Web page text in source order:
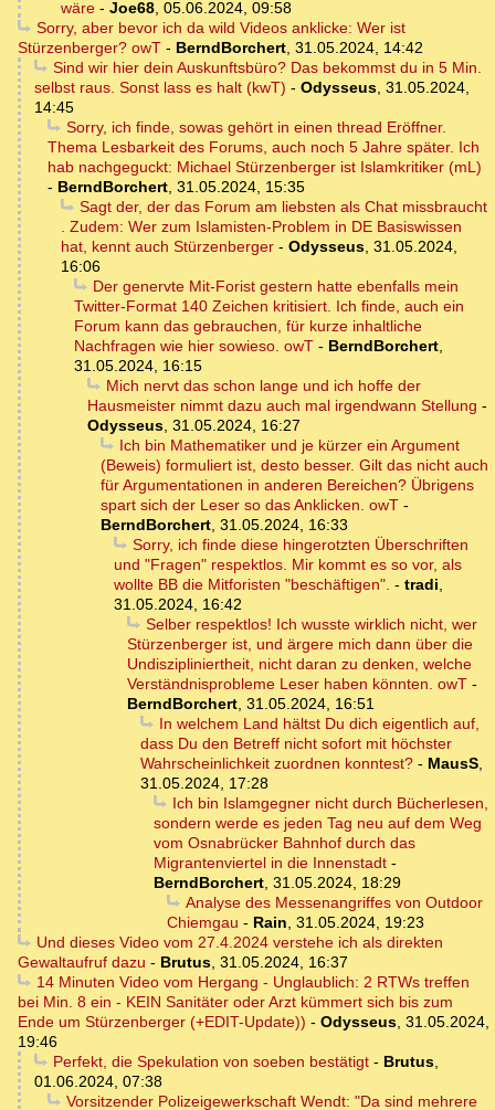
wäre - Joe68, 05.06.2024, 09:58
Sorry, aber bevor ich da wild Videos anklicke: Wer ist
Stürzenberger? owT - BerndBorchert, 31.05.2024, 14:42
Sind wir hier dein Auskunftsbüro? Das bekommst du in 5 Min.
selbst raus. Sonst lass es halt (kwT) - Odysseus, 31.05.2024,
14:45
Sorry, ich finde, sowas gehört in einen thread Eröffner.
Thema Lesbarkeit des Forums, auch noch 5 Jahre später. Ich
hab nachgeguckt: Michael Stürzenberger ist Islamkritiker (mL)
- BerndBorchert, 31.05.2024, 15:35
Sagt der, der das Forum am liebsten als Chat missbraucht
. Zudem: Wer zum Islamisten-Problem in DE Basiswissen
hat, kennt auch Stürzenberger - Odysseus, 31.05.2024,
16:06
Der genervte Mit-Forist gestern hatte ebenfalls mein
Twitter-Format 140 Zeichen kritisiert. Ich finde, auch ein
Forum kann das gebrauchen, für kurze inhaltliche
Nachfragen wie hier sowieso. owT - BerndBorchert,
31.05.2024, 16:15
Mich nervt das schon lange und ich hoffe der
Hausmeister nimmt dazu auch mal irgendwann Stellung -
Odysseus, 31.05.2024, 16:27
Ich bin Mathematiker und je kürzer ein Argument
(Beweis) formuliert ist, desto besser. Gilt das nicht auch
für Argumentationen in anderen Bereichen? Übrigens
spart sich der Leser so das Anklicken. owT -
BerndBorchert, 31.05.2024, 16:33
Sorry, ich finde diese hingerotzten Überschriften
und "Fragen" respektlos. Mir kommt es so vor, als
wollte BB die Mitforisten "beschäftigen". - tradi,
31.05.2024, 16:42
Selber respektlos! Ich wusste wirklich nicht, wer
Stürzenberger ist, und ärgere mich dann über die
Undiszipliniertheit, nicht daran zu denken, welche
Verständnisprobleme Leser haben könnten. owT -
BerndBorchert, 31.05.2024, 16:51
In welchem Land hältst Du dich eigentlich auf,
dass Du den Betreff nicht sofort mit höchster
Wahrscheinlichkeit zuordnen konntest? - MausS,
31.05.2024, 17:28
Ich bin Islamgegner nicht durch Bücherlesen,
sondern werde es jeden Tag neu auf dem Weg
vom Osnabrücker Bahnhof durch das
Migrantenviertel in die Innenstadt -
BerndBorchert, 31.05.2024, 18:29
Analyse des Messenangriffes von Outdoor
Chiemgau - Rain, 31.05.2024, 19:23
Und dieses Video vom 27.4.2024 verstehe ich als direkten
Gewaltaufruf dazu - Brutus, 31.05.2024, 16:37
14 Minuten Video vom Hergang - Unglaublich: 2 RTWs treffen
bei Min. 8 ein - KEIN Sanitäter oder Arzt kümmert sich bis zum
Ende um Stürzenberger (+EDIT-Update)) - Odysseus, 31.05.2024,
19:46
Perfekt, die Spekulation von soeben bestätigt- Brutus,
01.06.2024, 07:38
Vorsitzender Polizeigewerkschaft Wendt: "Da sind mehrere